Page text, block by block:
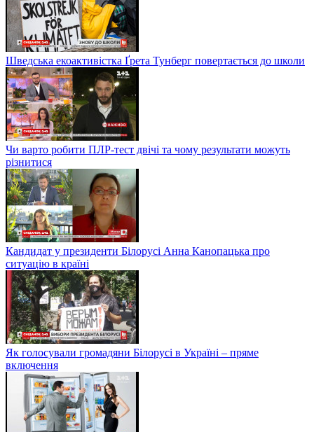
Шведська екоактивістка Ґрета Тунберг повертається до школи
Чи варто робити ПЛР-тест двічі та чому результати можуть
різнитися
Кандидат у президенти Білорусі Анна Канопацька про
ситуацію в країні
Як голосували громадяни Білорусі в Україні – пряме
включення